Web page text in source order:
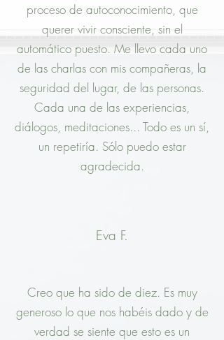
proceso de autoconocimiento, que
querer vivir consciente, sin el
automático puesto. Me llevo cada uno
de las charlas con mis compañeras, la
seguridad del lugar, de las personas.
Cada una de las experiencias,
diálogos, meditaciones... Todo es un sí,
un repetiría. Sólo puedo estar
agradecida.
Eva F.
Creo que ha sido de diez. Es muy
generoso lo que nos habéis dado y de
verdad se siente que esto es un